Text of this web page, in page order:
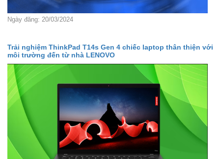
Ngày đăng: 20/03/2024
Trải nghiệm ThinkPad T14s Gen 4 chiếc laptop thân thiện với
môi trường đến từ nhà LENOVO